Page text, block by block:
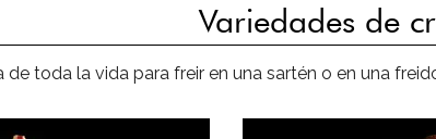
Variedades de
de toda la vida para freir en una sartén o en una